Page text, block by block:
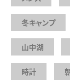
冬キャンプ
山中湖
時計